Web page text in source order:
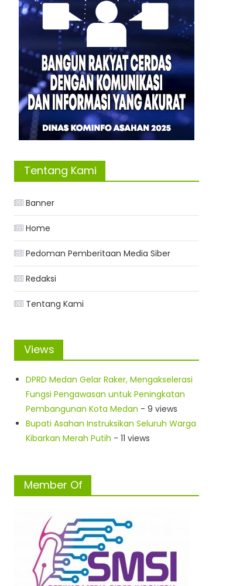
Tentang Kami
Banner
Home
Pedoman Pemberitaan Media Siber
Redaksi
Tentang Kami
Views
DPRD Medan Gelar Raker, Mengakselerasi
Fungsi Pengawasan untuk Peningkatan
Pembangunan Kota Medan - 9 views
Bupati Asahan Instruksikan Seluruh Warga
Kibarkan Merah Putih - 11 views
Member Of